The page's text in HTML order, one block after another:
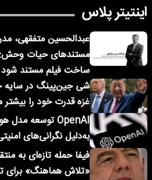
اینتیتر پلاس
عبدالحسین متفقهی،
مستندهای حیات وحش:
ساخت فیلم مستند شود
شی جین‌پینگ در سایه
غزه قدرت خود را بیشتر
به‌دلیل نگرانی‌های
فیفا حمله تازه‌ای به
«تلاش هماهنگ» برای